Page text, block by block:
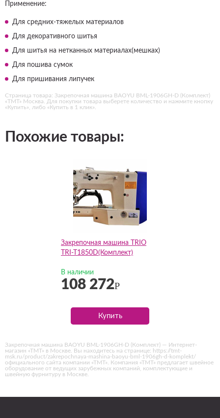
Применение:
Для средних-тяжелых материалов
Для декоративного шитья
Для шитья на нетканных материалах(мешках)
Для пошива сумок
Для пришивания липучек
Страница товара: Закрепочная машина BAOYU BML-1906GH-D (Комплект)
«ТМТ» Москва. Для покупки товара выберете количество и нажмите кнопку
«Купить», либо «Купить в 1 клик».
Похожие товары:
Закрепочная машина TRIO
TRI-T1850D(Комплект)
В наличии
108 272Р
Купить
Закрепочная машина BAOYU BML-1906GH-D (Комплект) — Интернет-
магазин «ТМТ» в Москве. Вы находитесь на странице: https://tmt-
msk.ru/product/zakrepochnaya-mashina-baoyu-bml-1906gh-d-komplekt/
официального сайта компании «ТМТ». Компания «ТМТ» предлагает швейное
оборудование от ведущих зарубежных компаний, комплектующие и
швейную фурнитуру в Москве.